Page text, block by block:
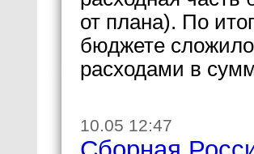
от плана). По
бюджете
расходами в
10.05 12:47